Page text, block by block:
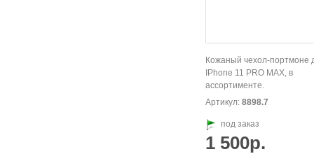
Кожаный чехол-портмоне
IPhone 11 PRO MAX, в
ассортименте.
Артикул: 8898.7
под заказ
1 500р.